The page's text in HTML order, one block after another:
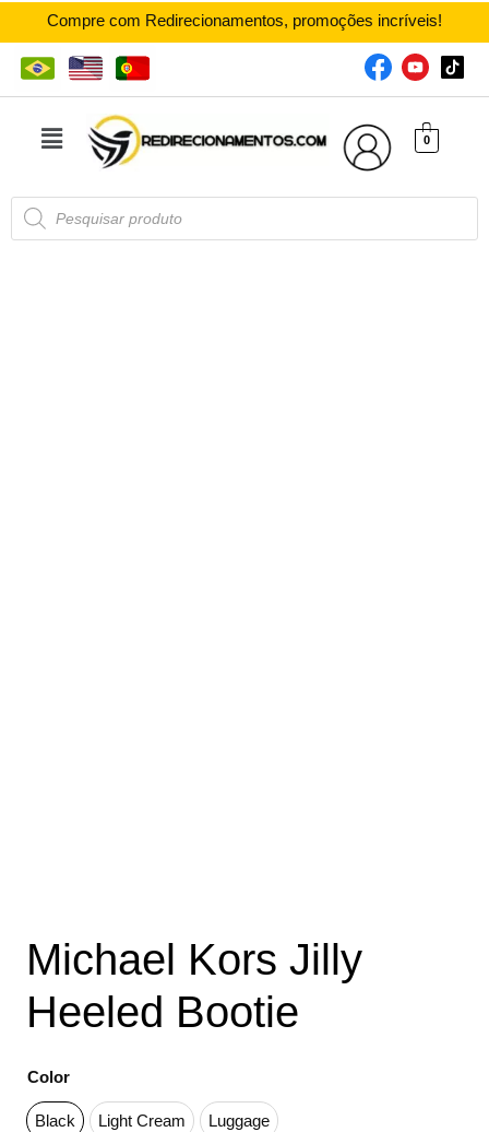
Compre com Redirecionamentos, promoções incríveis!
0
Michael Kors Jilly
Heeled Bootie
Color
Black Light Cream Luggage